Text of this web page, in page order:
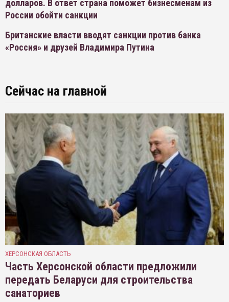
долларов. В ответ страна поможет бизнесменам из
России обойти санкции
Британские власти вводят санкции против банка
«Россия» и друзей Владимира Путина
Сейчас на главной
ХЕРСОНСКАЯ ОБЛАСТЬ
Часть Херсонской области предложили
передать Беларуси для строительства
санаториев